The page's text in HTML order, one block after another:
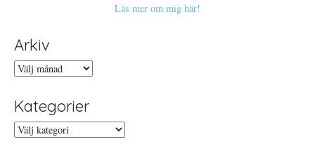
Läs mer om mig här!
Arkiv
Arkiv
Kategorier
Kategorier